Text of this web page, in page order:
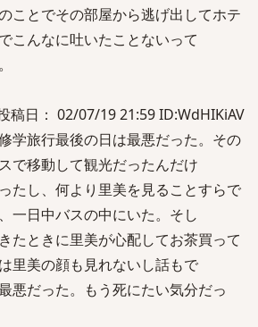
ことでその部屋から逃げ出してホテ
こんなに吐いたことないって
稿日： 02/07/19 21:59 ID:WdHIKiAV
学旅行最後の日は最悪だった。その
で移動して観光だったんだけ
たし、何より里美を見ることすらで
一日中バスの中にいた。そし
たときに里美が心配してお茶買って
里美の顔も見れないし話もで
悪だった。もう死にたい気分だっ